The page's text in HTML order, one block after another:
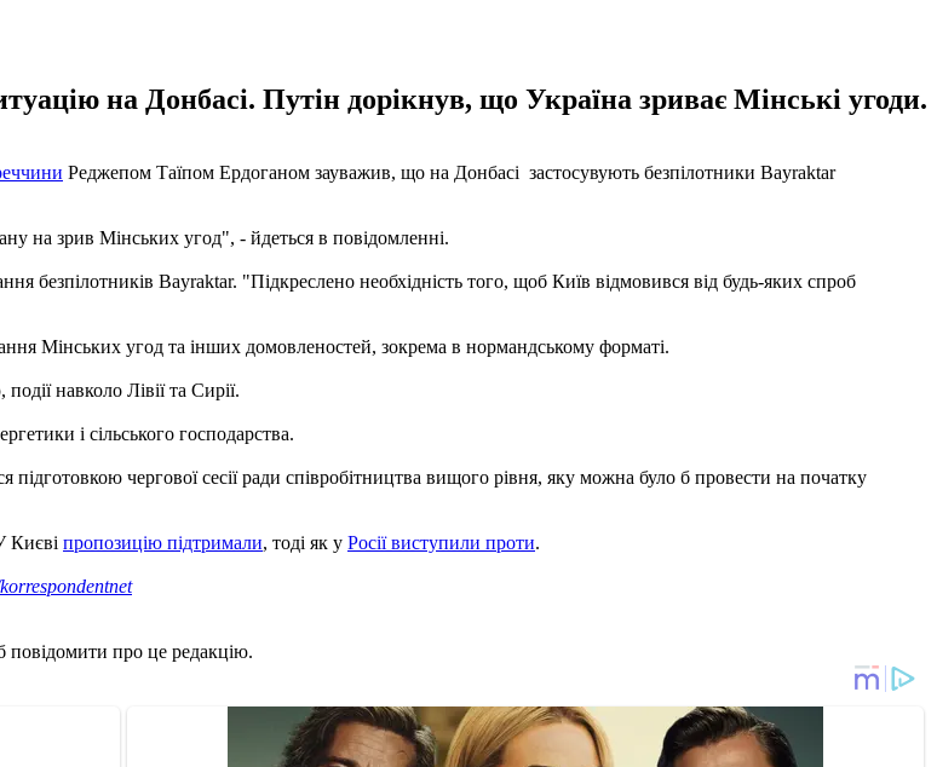
на Донбасі. Путін дорікнув, що Україна зриває Мінські угоди.
Реджепом Таїпом Ердоганом зауважив, що на Донбасі застосувують безпілотники Bayraktar
на зрив Мінських угод", - йдеться в повідомленні.
безпілотників Bayraktar. "Підкреслено необхідність того, щоб Київ відмовився від будь-яких спроб
Мінських угод та інших домовленостей, зокрема в нормандському форматі.
навколо Лівії та Сирії.
і сільського господарства.
чергової сесії ради співробітництва вищого рівня, яку можна було б провести на початку
Києві пропозицію підтримали, тоді як у Росії виступили проти.
повідомити про це редакцію.